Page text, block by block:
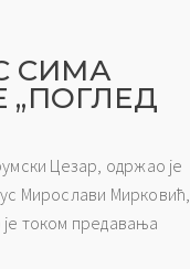
СИМА
Цезар, одржао је
Мирослави Мирковић,
током предавања